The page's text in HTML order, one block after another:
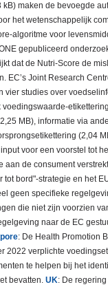
kB) maken de bevoegde
het wetenschappelijk
algoritme voor
gepubliceerd
dat de Nutri-Score de
EC’s Joint Research
vier studies over
MB), informatie via
(2,04
voor een voorstel tot
aan de consument
tot bord"-strategie en het
geen specifieke
die niet zijn voorzien
naar de EC
: De Health Promotion
2022 verplichte
te helpen bij het
bevatten. UK: De